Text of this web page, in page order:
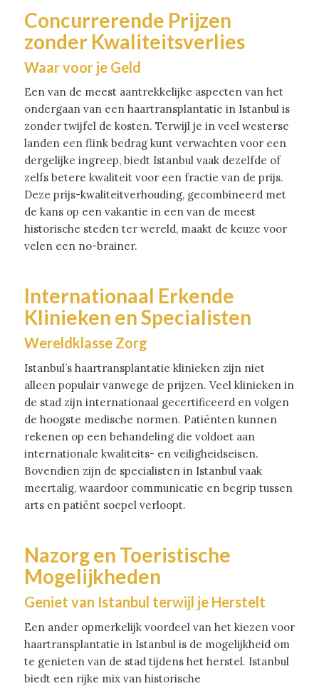
Concurrerende Prijzen
zonder Kwaliteitsverlies
Waar voor je Geld
Een van de meest aantrekkelijke aspecten van het
ondergaan van een haartransplantatie in Istanbul is
zonder twijfel de kosten. Terwijl je in veel westerse
landen een flink bedrag kunt verwachten voor een
dergelijke ingreep, biedt Istanbul vaak dezelfde of
zelfs betere kwaliteit voor een fractie van de prijs.
Deze prijs-kwaliteitverhouding, gecombineerd met
de kans op een vakantie in een van de meest
historische steden ter wereld, maakt de keuze voor
velen een no-brainer.
Internationaal Erkende
Klinieken en Specialisten
Wereldklasse Zorg
Istanbul’s haartransplantatie klinieken zijn niet
alleen populair vanwege de prijzen. Veel klinieken in
de stad zijn internationaal gecertificeerd en volgen
de hoogste medische normen. Patiënten kunnen
rekenen op een behandeling die voldoet aan
internationale kwaliteits- en veiligheidseisen.
Bovendien zijn de specialisten in Istanbul vaak
meertalig, waardoor communicatie en begrip tussen
arts en patiënt soepel verloopt.
Nazorg en Toeristische
Mogelijkheden
Geniet van Istanbul terwijl je Herstelt
Een ander opmerkelijk voordeel van het kiezen voor
haartransplantatie in Istanbul is de mogelijkheid om
te genieten van de stad tijdens het herstel. Istanbul
biedt een rijke mix van historische